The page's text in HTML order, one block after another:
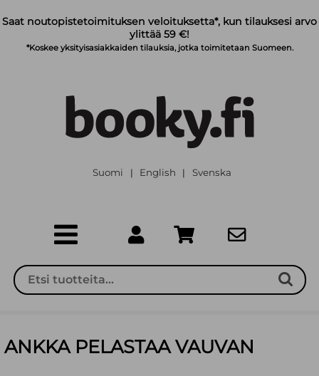
Saat noutopistetoimituksen veloituksetta*, kun tilauksesi arvo
ylittää 59 €!
*Koskee yksityisasiakkaiden tilauksia, jotka toimitetaan Suomeen.
Suomi | English | Svenska
ANKKA PELASTAA VAUVAN